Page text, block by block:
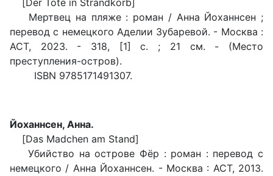
[Der Tote in Strandkorb]
Мертвец на пляже : роман / Анна Йоханнсен ;
перевод с немецкого Аделии Зубаревой. - Москва :
АСТ, 2023. - 318, [1] с. ; 21 см. - (Место
преступления-остров).
ISBN 9785171491307.
Йоханнсен, Анна.
[Das Madchen am Stand]
Убийство на острове Фёр : роман : перевод с
немецкого / Анна Йоханнсен. - Москва : АСТ, 2013.